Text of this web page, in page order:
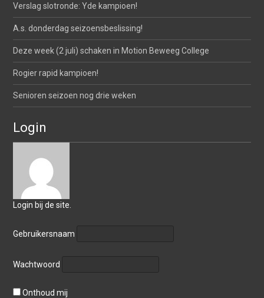
Verslag slotronde: Yde kampioen!
A.s. donderdag seizoensbeslissing!
Deze week (2 juli) schaken in Motion Beweeg College
Rogier rapid kampioen!
Senioren seizoen nog drie weken
Login
Login bij de site.
Gebruikersnaam
Wachtwoord
Onthoud mij